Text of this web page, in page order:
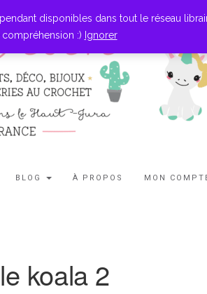
BLOG À PROPOS MON
koala 2
disponibles dans tout le réseau
:) Ignorer